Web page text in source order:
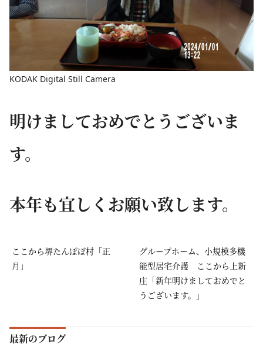
KODAK Digital Still Camera
明けましておめでとうございま
す。
本年も宜しくお願い致します。
ここから堺たんぽぽ村「正
月」
グループホーム、小規模多機
能型居宅介護 ここから上新
庄「新年明けましておめでと
うございます。」
最新のブログ